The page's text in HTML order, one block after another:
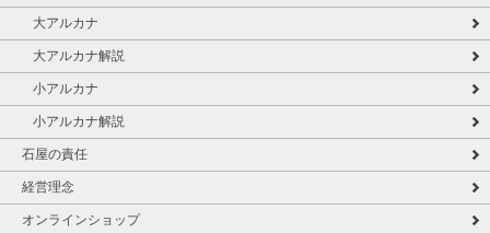
大アルカナ
大アルカナ解説
小アルカナ
小アルカナ解説
石屋の責任
経営理念
オンラインショップ